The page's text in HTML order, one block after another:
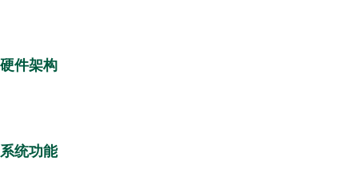
硬件架构
系统功能